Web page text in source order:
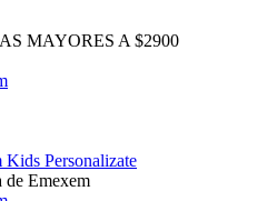
MAYORES A $2900
Kids Personalizate